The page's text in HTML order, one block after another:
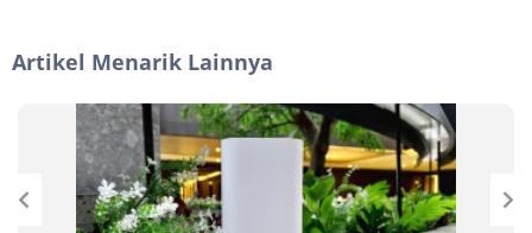
Artikel Menarik Lainnya